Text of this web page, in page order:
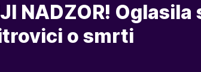
NADZOR! Oglasila
o smrti